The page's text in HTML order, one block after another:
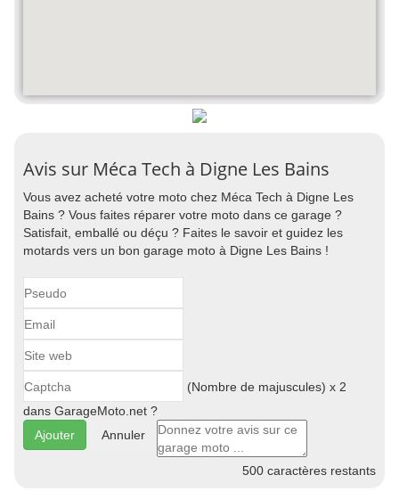
Avis sur Méca Tech à Digne Les Bains
Vous avez acheté votre moto chez Méca Tech à Digne Les
Bains ? Vous faites réparer votre moto dans ce garage ?
Satisfait, emballé ou déçu ? Faites le savoir et guidez les
motards vers un bon garage moto à Digne Les Bains !
(Nombre de majuscules) x 2
dans GarageMoto.net ?
Annuler
500 caractères restants